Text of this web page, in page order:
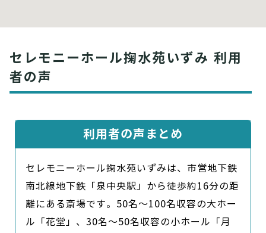
セレモニーホール掬水苑いずみ 利用
者の声
利用者の声まとめ
セレモニーホール掬水苑いずみは、市営地下鉄
南北線地下鉄「泉中央駅」から徒歩約16分の距
離にある斎場です。50名～100名収容の大ホー
ル「花堂」、30名～50名収容の小ホール「月